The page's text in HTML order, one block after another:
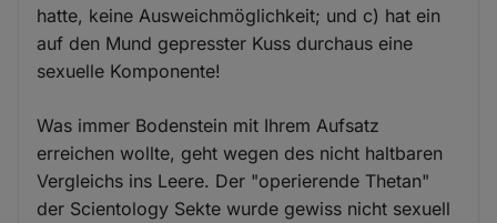
hatte, keine Ausweichmöglichkeit; und c) hat ein
auf den Mund gepresster Kuss durchaus eine
sexuelle Komponente!
Was immer Bodenstein mit Ihrem Aufsatz
erreichen wollte, geht wegen des nicht haltbaren
Vergleichs ins Leere. Der "operierende Thetan"
der Scientology Sekte wurde gewiss nicht sexuell